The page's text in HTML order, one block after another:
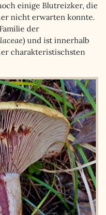
einige Blutreizker, die
nicht erwarten konnte.
der
) und ist innerhalb
charakteristischsten